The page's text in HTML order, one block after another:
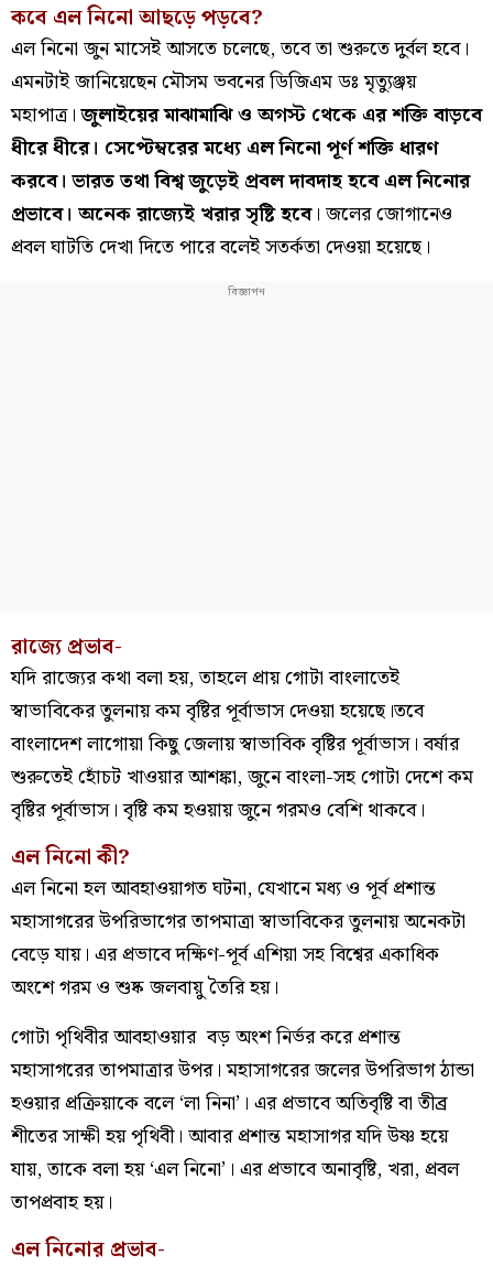
কবে এল নিনো আছড়ে পড়বে?
এল নিনো জুন মাসেই আসতে চলেছে, তবে তা শুরুতে দুর্বল হবে।
এমনটাই জানিয়েছেন মৌসম ভবনের ডিজিএম ডঃ মৃত্যুঞ্জয়
মহাপাত্র।জুলাইয়ের মাঝামাঝি ও অগস্ট থেকে এর শক্তি বাড়বে
ধীরে ধীরে। সেপ্টেম্বরের মধ্যে এল নিনো পূর্ণ শক্তি ধারণ
করবে। ভারত তথা বিশ্ব জুড়েই প্রবল দাবদাহ হবে এল নিনোর
প্রভাবে। অনেক রাজ্যেই খরার সৃষ্টি হবে। জলের জোগানেও
প্রবল ঘাটতি দেখা দিতে পারে বলেই সতর্কতা দেওয়া হয়েছে।
রাজ্যে প্রভাব-
যদি রাজ্যের কথা বলা হয়, তাহলে প্রায় গোটা বাংলাতেই
স্বাভাবিকের তুলনায় কম বৃষ্টির পূর্বাভাস দেওয়া হয়েছে।তবে
বাংলাদেশ লাগোয়া কিছু জেলায় স্বাভাবিক বৃষ্টির পূর্বাভাস। বর্ষার
শুরুতেই হোঁচট খাওয়ার আশঙ্কা, জুনে বাংলা-সহ গোটা দেশে কম
বৃষ্টির পূর্বাভাস। বৃষ্টি কম হওয়ায় জুনে গরমও বেশি থাকবে।
এল নিনো কী?
এল নিনো হল আবহাওয়াগত ঘটনা, যেখানে মধ্য ও পূর্ব প্রশান্ত
মহাসাগরের উপরিভাগের তাপমাত্রা স্বাভাবিকের তুলনায় অনেকটা
বেড়ে যায়। এর প্রভাবে দক্ষিণ-পূর্ব এশিয়া সহ বিশ্বের একাধিক
অংশে গরম ও শুষ্ক জলবায়ু তৈরি হয়।
গোটা পৃথিবীর আবহাওয়ার বড় অংশ নির্ভর করে প্রশান্ত
মহাসাগরের তাপমাত্রার উপর। মহাসাগরের জলের উপরিভাগ ঠান্ডা
হওয়ার প্রক্রিয়াকে বলে ‘লা নিনা’। এর প্রভাবে অতিবৃষ্টি বা তীব্র
শীতের সাক্ষী হয় পৃথিবী। আবার প্রশান্ত মহাসাগর যদি উষ্ণ হয়ে
যায়, তাকে বলা হয় ‘এল নিনো’। এর প্রভাবে অনাবৃষ্টি, খরা, প্রবল
তাপপ্রবাহ হয়।
এল নিনোর প্রভাব-